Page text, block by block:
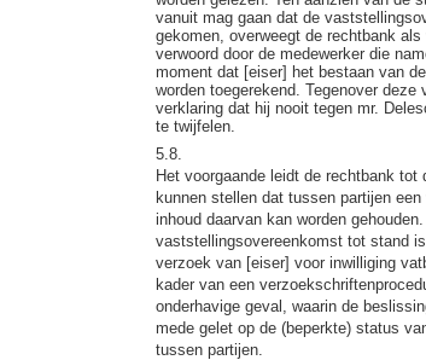
vanuit mag gaan dat de
gekomen, overweegt de rechtbank
verwoord door de medewerker die
moment dat [eiser] het bestaan van
worden toegerekend. Tegenover
verklaring dat hij nooit tegen mr.
te twijfelen.
5.8.
Het voorgaande leidt de rechtbank
kunnen stellen dat tussen partijen
inhoud daarvan kan worden
vaststellingsovereenkomst tot stand
verzoek van [eiser] voor inwilliging
kader van een
onderhavige geval, waarin de
mede gelet op de (beperkte) status
tussen partijen.